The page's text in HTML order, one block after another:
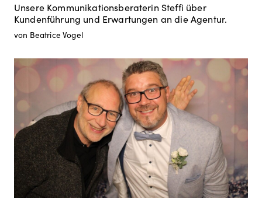
Unsere Kommunikationsberaterin Steffi über
Kundenführung und Erwartungen an die Agentur.
von Beatrice Vogel